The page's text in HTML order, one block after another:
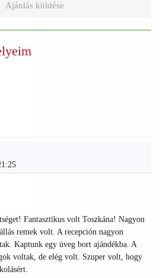
Ajánlás küldése
Fantasztikus volt Toszkána! Nagyon
remek volt. A recepción nagyon
Kaptunk egy üveg bort ajándékba. A
voltak, de elég volt. Szuper volt, hogy